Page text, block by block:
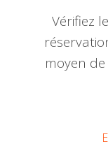
Vérifiez
moyen